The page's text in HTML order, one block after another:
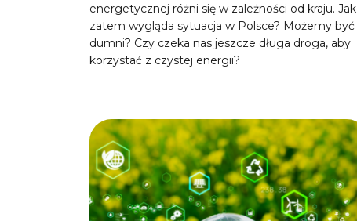
energetycznej różni się w zależności od kraju. Jak
zatem wygląda sytuacja w Polsce? Możemy być
dumni? Czy czeka nas jeszcze długa droga, aby
korzystać z czystej energii?